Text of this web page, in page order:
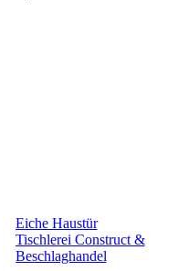
Eiche Haustür
Tischlerei Construct &
Beschlaghandel